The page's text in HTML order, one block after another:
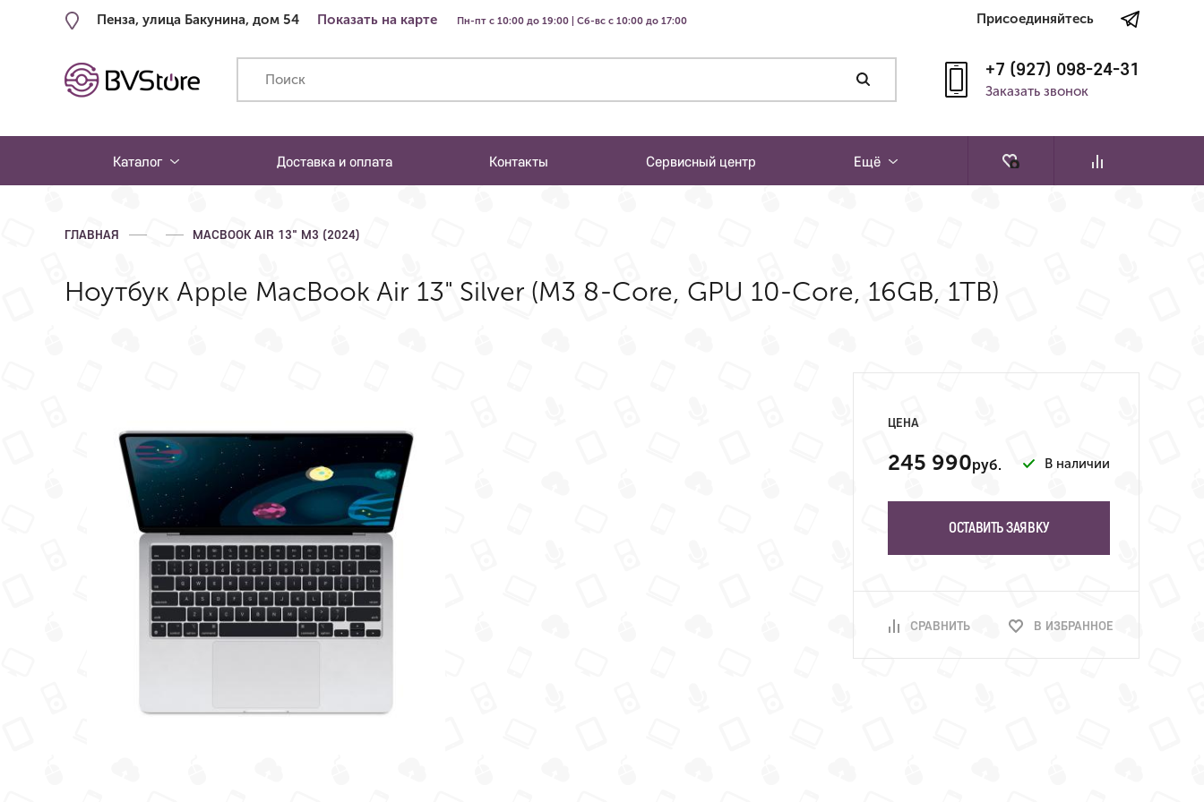
Пенза, улица Бакунина, дом 54 Показать на карте Пн-пт с 10:00 до 19:00 | Сб-вс с 10:00 до 17:00 Присоединяйтесь
+7 (927) 098-24-31
Заказать звонок
Каталог Доставка и оплата Контакты Сервисный центр Ещё
ГЛАВНАЯ MACBOOK AIR 13" M3 (2024)
Ноутбук Apple MacBook Air 13" Silver (M3 8-Core, GPU 10-Core, 16GB, 1TB)
ЦЕНА
245 990руб. В наличии
ОСТАВИТЬ ЗАЯВКУ
СРАВНИТЬ В ИЗБРАННОЕ